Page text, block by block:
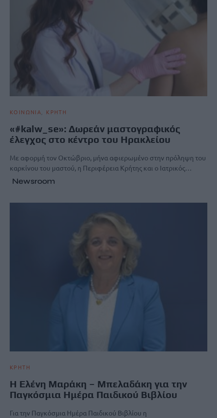
ΚΟΙΝΩΝΙΑ ΚΡΗΤΗ
«#kalw_se»: Δωρεάν μαστογραφικός
έλεγχος στο κέντρο του Ηρακλείου
Με αφορμή τον Οκτώβριο, μήνα αφιερωμένο στην πρόληψη του
καρκίνου του μαστού, η Περιφέρεια Κρήτης και ο Ιατρικός…
Newsroom
ΚΡΗΤΗ
Η Ελένη Μαράκη – Μπελαδάκη για την
Παγκόσμια Ημέρα Παιδικού Βιβλίου
Για την Παγκόσμια Ημέρα Παιδικού Βιβλίου η